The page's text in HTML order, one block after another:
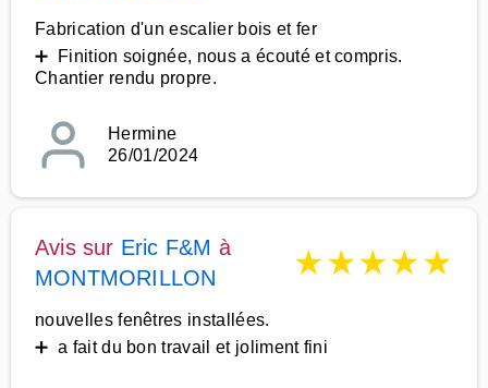
Fabrication d'un escalier bois et fer
➕ Finition soignée, nous a écouté et compris.
Chantier rendu propre.
Hermine
26/01/2024
Avis sur Eric F&M à
MONTMORILLON
★★★★★
nouvelles fenêtres installées.
➕ a fait du bon travail et joliment fini